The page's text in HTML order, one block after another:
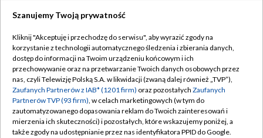
TVP
Abonament TVP
Emisja w TVP
Centrum informacji TVP
Naziemna Telewizja Cyfrowa
Regulamin TVP
Polityka prywatności
Moje zgody
Pomoc
Szanujemy Twoją prywatność
Kliknij "Akceptuję i przechodzę do serwisu", aby wyrazić zgody na
korzystanie z technologii automatycznego śledzenia i zbierania danych,
dostęp do informacji na Twoim urządzeniu końcowym i ich
przechowywanie oraz na przetwarzanie Twoich danych osobowych przez
nas, czyli Telewizję Polską S.A. w likwidacji (zwaną dalej również „TVP”),
Zaufanych Partnerów z IAB* (1201 firm) oraz pozostałych Zaufanych
Partnerów TVP (93 firm), w celach marketingowych (w tym do
zautomatyzowanego dopasowania reklam do Twoich zainteresowań i
mierzenia ich skuteczności) i pozostałych, które wskazujemy poniżej, a
także zgody na udostępnianie przez nas identyfikatora PPID do Google.